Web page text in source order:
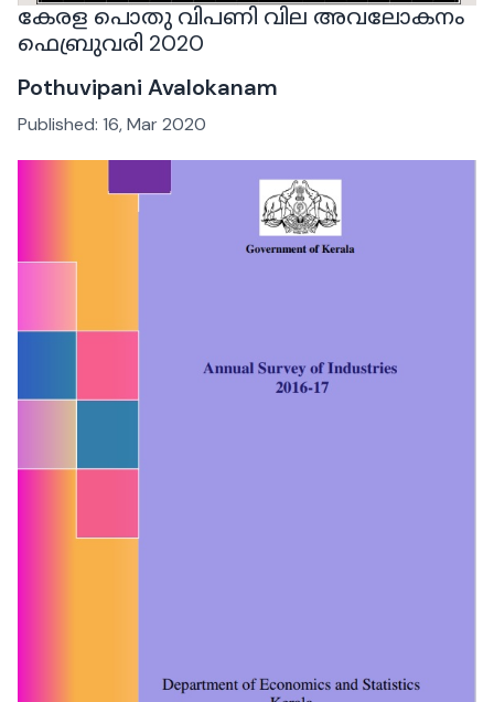
കേരള പൊതു വിപണി വില അവലോകനം
ഫെബ്രുവരി 2020
Pothuvipani Avalokanam
Published: 16, Mar 2020